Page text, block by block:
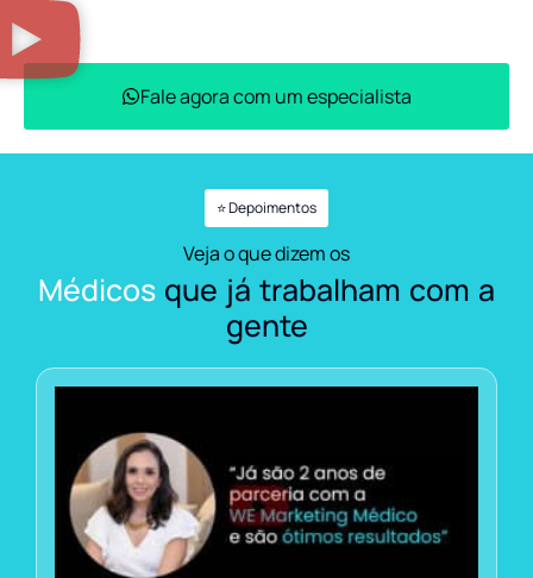
Fale agora com um especialista
⭐ Depoimentos
Veja o que dizem os
Médicos que já trabalham com a
gente